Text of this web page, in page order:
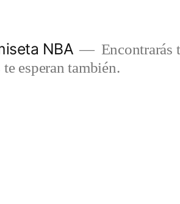
NBA
Encontrarás
esperan también.